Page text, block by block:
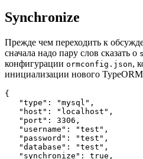
Synchronize
Прежде чем переходить к
сначала надо пару слов сказать о
конфигурации ormconfig.json,
инициализации нового
{